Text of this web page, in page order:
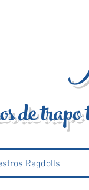
Ragdolls
de